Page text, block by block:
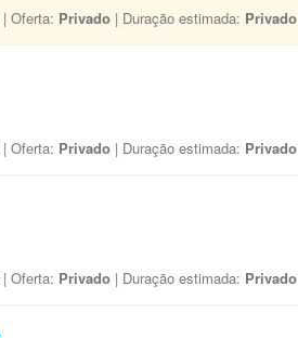
| Oferta: Privado | Duração estimada: Privado
| Oferta: Privado | Duração estimada: Privado
| Oferta: Privado | Duração estimada: Privado